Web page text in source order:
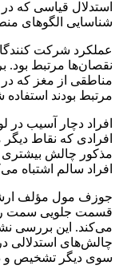
استدلال قیاسی که
شناسایی الگوهای
عملکرد شرکت
نقصان‌ها مرتبط بود.
مناطقی از مغز که
مرتبط بودند استفاده
افراد دچار آسیب در
افرادی که نقاط
افراد سالم اشتباه
جوزف مول مؤلف
قسمت جلویی سمت
می‌کند. این بررسی
چالش‌های استدلالی
سوی دیگر تشخیص و